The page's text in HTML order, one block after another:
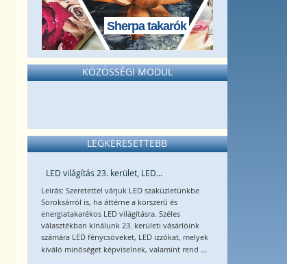
Sherpa takarók
KÖZÖSSÉGI MODUL
LEGKERESETTEBB
LED világítás 23. kerület, LED...
Leírás: Szeretettel várjuk LED szaküzletünkbe
Soroksárról is, ha áttérne a korszerű és
energiatakarékos LED világításra. Széles
választékban kínálunk 23. kerületi vásárlóink
számára LED fénycsöveket, LED izzókat, melyek
kiváló minőséget képviselnek, valamint rend ...